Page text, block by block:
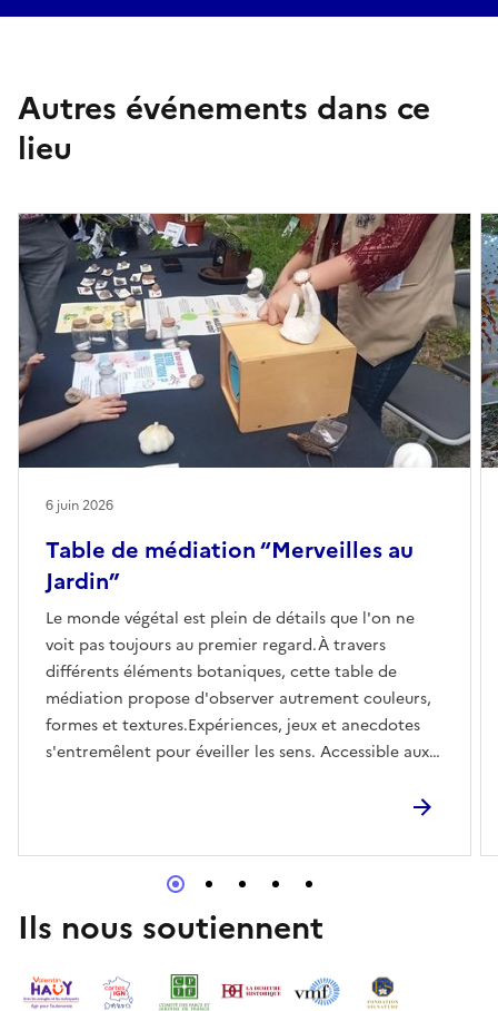
Autres événements dans ce
lieu
Table de médiation “Merveilles au
Jardin”
Le monde végétal est plein de détails que l'on ne
voit pas toujours au premier regard.À travers
différents éléments botaniques, cette table de
médiation propose d'observer autrement couleurs,
formes et textures.Expériences, jeux et anecdotes
s'entremêlent pour éveiller les sens. Accessible aux
6 juin 2026
Ils nous soutiennent